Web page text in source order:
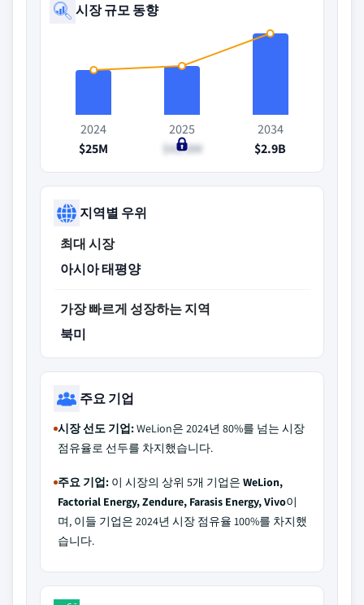
시장 규모 동향
2024
$25M
2025
$43.8M
2034
$2.9B
지역별 우위
최대 시장
아시아 태평양
가장 빠르게 성장하는 지역
북미
주요 기업
시장 선도 기업:WeLion은 2024년 80%를 넘는 시장
점유율로 선두를 차지했습니다.
주요 기업: 이 시장의 상위 5개 기업은 WeLion,
Factorial Energy, Zendure, Farasis Energy, Vivo이
며, 이들 기업은 2024년 시장 점유율 100%를 차지했
습니다.